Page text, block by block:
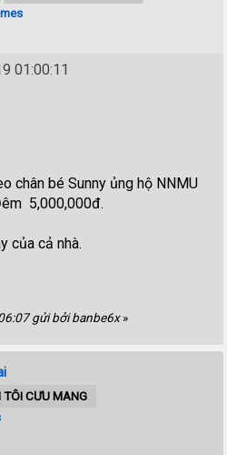
01:00:11
chân bé Sunny ủng hộ NNMU
5,000,000đ.
của cả nhà.
gửi bởi banbe6x»
TÔI CƯU MANG